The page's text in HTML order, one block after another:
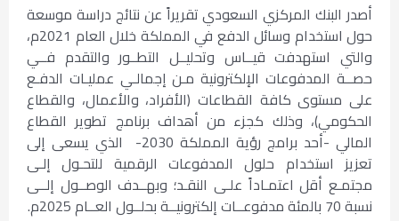
​أصدر البنك المركزي السعودي تقريراً عن نتائج دراسة موسعة
حول استخدام وسائل الدفع في المملكة خلال العام 2021م،
والتي استهدفت قيــاس وتحليــل التطــور والتقدم فــي
حصــة المدفوعات الإلكترونية مـن إجمالـي عمليـات الدفـع
على مستوى كافة القطاعات (الأفراد، والأعمال، والقطاع
الحكومي)، وذلك كجزء من أهداف برنامج تطوير القطاع
المالي -أحد برامج رؤية المملكة 2030- الذي يسعى إلى
تعزيز استخدام حلول المدفوعات الرقمية للتحـول إلـى
مجتمـع أقل اعتمـاداً علـى النقـد؛ وبهــدف الوصــول إلــى
نسبة 70 بالمئة مدفوعــات إلكترونيــة بحلــول العــام 2025م.